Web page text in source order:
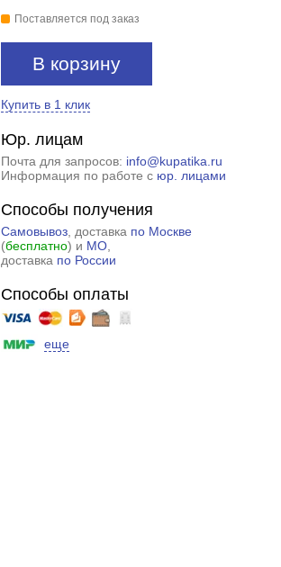
Поставляется под заказ
В корзину
Купить в 1 клик
Юр. лицам
Почта для запросов: info@kupatika.ru
Информация по работе с юр. лицами
Способы получения
Самовывоз, доставка по Москве
(бесплатно) и МО,
доставка по России
Способы оплаты
еще